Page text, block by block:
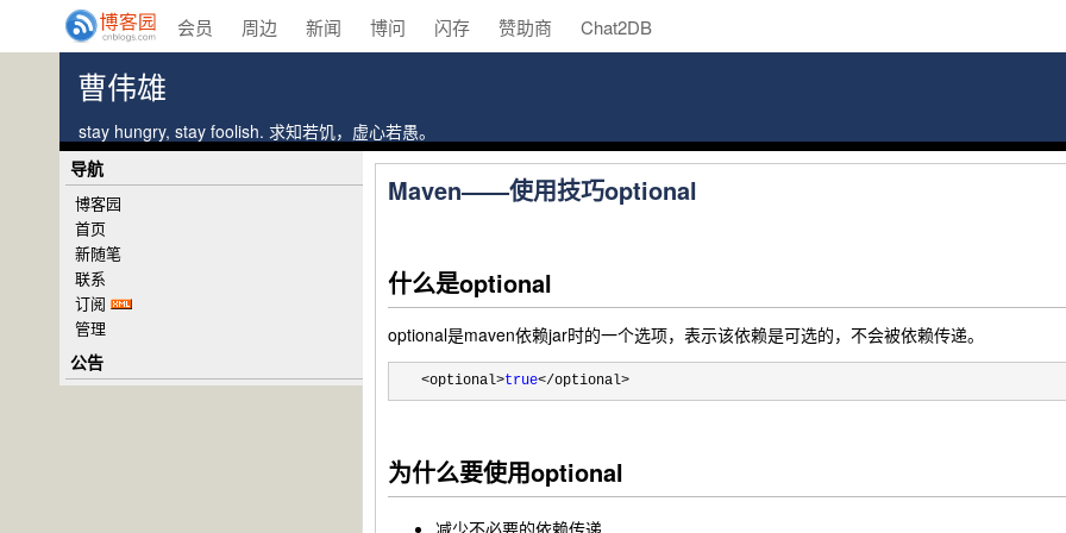
会员 周边 新闻 博问 闪存 赞助商 Chat2DB
曹伟雄
stay hungry, stay foolish. 求知若饥，虚心若愚。
Maven——使用技巧optional
什么是optional
optional是maven依赖jar时的一个选项，表示该依赖是可选的，不会被依赖传递。
<optional>true</optional>
为什么要使用optional
减少不必要的依赖传递
导航
博客园
首页
新随笔
联系
订阅
管理
公告